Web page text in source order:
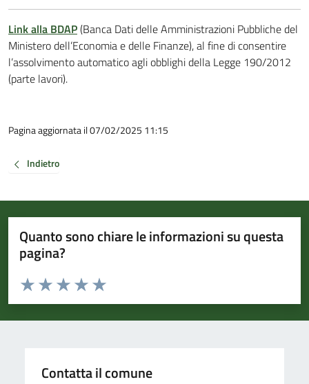
Link alla BDAP(Banca Dati delle Amministrazioni Pubbliche del
Ministero dell’Economia e delle Finanze), al fine di consentire
l’assolvimento automatico agli obblighi della Legge 190/2012
(parte lavori).
Pagina aggiornata il 07/02/2025 11:15
Indietro
Quanto sono chiare le informazioni su questa
pagina?
Valuta da 1 a 5 stelle la pagina
Valuta 5 stelle su 5
Valuta 4 stelle su 5
Valuta 3 stelle su 5
Valuta 2 stelle su 5
Valuta 1 stelle su 5
Contatta il comune